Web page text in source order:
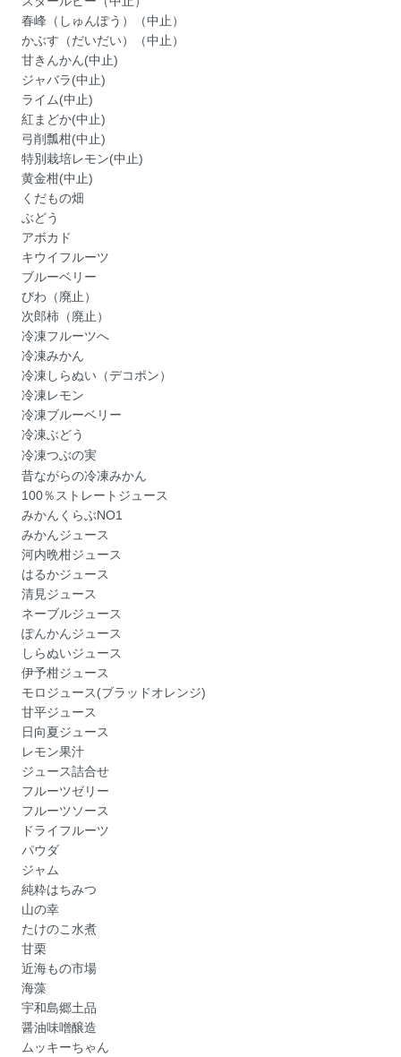
春峰（しゅんぽう）（中止）
かぶす（だいだい）（中止）
甘きんかん(中止)
ジャバラ(中止)
ライム(中止)
紅まどか(中止)
弓削瓢柑(中止)
特別栽培レモン(中止)
黄金柑(中止)
くだもの畑
ぶどう
アボカド
キウイフルーツ
ブルーベリー
びわ（廃止）
次郎柿（廃止）
冷凍フルーツへ
冷凍みかん
冷凍しらぬい（デコポン）
冷凍レモン
冷凍ブルーベリー
冷凍ぶどう
冷凍つぶの実
昔ながらの冷凍みかん
100％ストレートジュース
みかんくらぶNO1
みかんジュース
河内晩柑ジュース
はるかジュース
清見ジュース
ネーブルジュース
ぽんかんジュース
しらぬいジュース
伊予柑ジュース
モロジュース(ブラッドオレンジ)
甘平ジュース
日向夏ジュース
レモン果汁
ジュース詰合せ
フルーツゼリー
フルーツソース
ドライフルーツ
パウダ
ジャム
純粋はちみつ
山の幸
たけのこ水煮
甘栗
近海もの市場
海藻
宇和島郷土品
醤油味噌醸造
ムッキーちゃん